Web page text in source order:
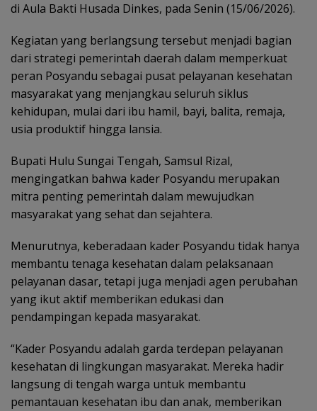
di Aula Bakti Husada Dinkes, pada Senin (15/06/2026).
Kegiatan yang berlangsung tersebut menjadi bagian
dari strategi pemerintah daerah dalam memperkuat
peran Posyandu sebagai pusat pelayanan kesehatan
masyarakat yang menjangkau seluruh siklus
kehidupan, mulai dari ibu hamil, bayi, balita, remaja,
usia produktif hingga lansia.
Bupati Hulu Sungai Tengah, Samsul Rizal,
mengingatkan bahwa kader Posyandu merupakan
mitra penting pemerintah dalam mewujudkan
masyarakat yang sehat dan sejahtera.
Menurutnya, keberadaan kader Posyandu tidak hanya
membantu tenaga kesehatan dalam pelaksanaan
pelayanan dasar, tetapi juga menjadi agen perubahan
yang ikut aktif memberikan edukasi dan
pendampingan kepada masyarakat.
“Kader Posyandu adalah garda terdepan pelayanan
kesehatan di lingkungan masyarakat. Mereka hadir
langsung di tengah warga untuk membantu
pemantauan kesehatan ibu dan anak, memberikan